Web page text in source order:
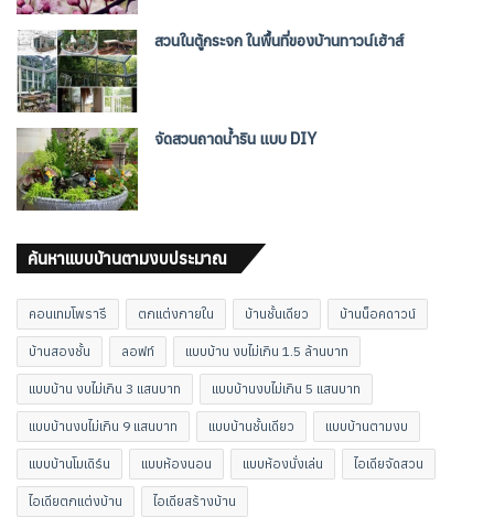
สวนในตู้กระจก ในพื้นที่ของบ้านทาวน์เฮ้าส์
จัดสวนถาดน้ำริน แบบ DIY
ค้นหาแบบบ้านตามงบประมาณ
คอนเทมโพรารี ตกแต่งภายใน บ้านชั้นเดียว บ้านน็อคดาวน์
บ้านสองชั้น ลอฟท์ แบบบ้าน งบไม่เกิน 1.5 ล้านบาท
แบบบ้าน งบไม่เกิน 3 แสนบาท แบบบ้านงบไม่เกิน 5 แสนบาท
แบบบ้านงบไม่เกิน 9 แสนบาท แบบบ้านชั้นเดียว แบบบ้านตามงบ
แบบบ้านโมเดิร์น แบบห้องนอน แบบห้องนั่งเล่น ไอเดียจัดสวน
ไอเดียตกแต่งบ้าน ไอเดียสร้างบ้าน